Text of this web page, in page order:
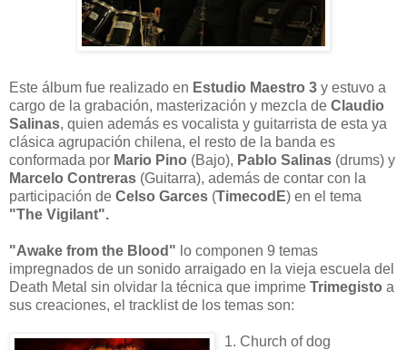
Este álbum fue realizado en Estudio Maestro 3 y estuvo a
cargo de la grabación, masterización y mezcla de Claudio
Salinas, quien además es vocalista y guitarrista de esta ya
clásica agrupación chilena, el resto de la banda es
conformada por Mario Pino (Bajo), Pablo Salinas (drums) y
Marcelo Contreras (Guitarra), además de contar con la
participación de Celso Garces (TimecodE) en el tema
"The Vigilant".
"Awake from the Blood" lo componen 9 temas
impregnados de un sonido arraigado en la vieja escuela del
Death Metal sin olvidar la técnica que imprime Trimegisto a
sus creaciones, el tracklist de los temas son:
1. Church of dog